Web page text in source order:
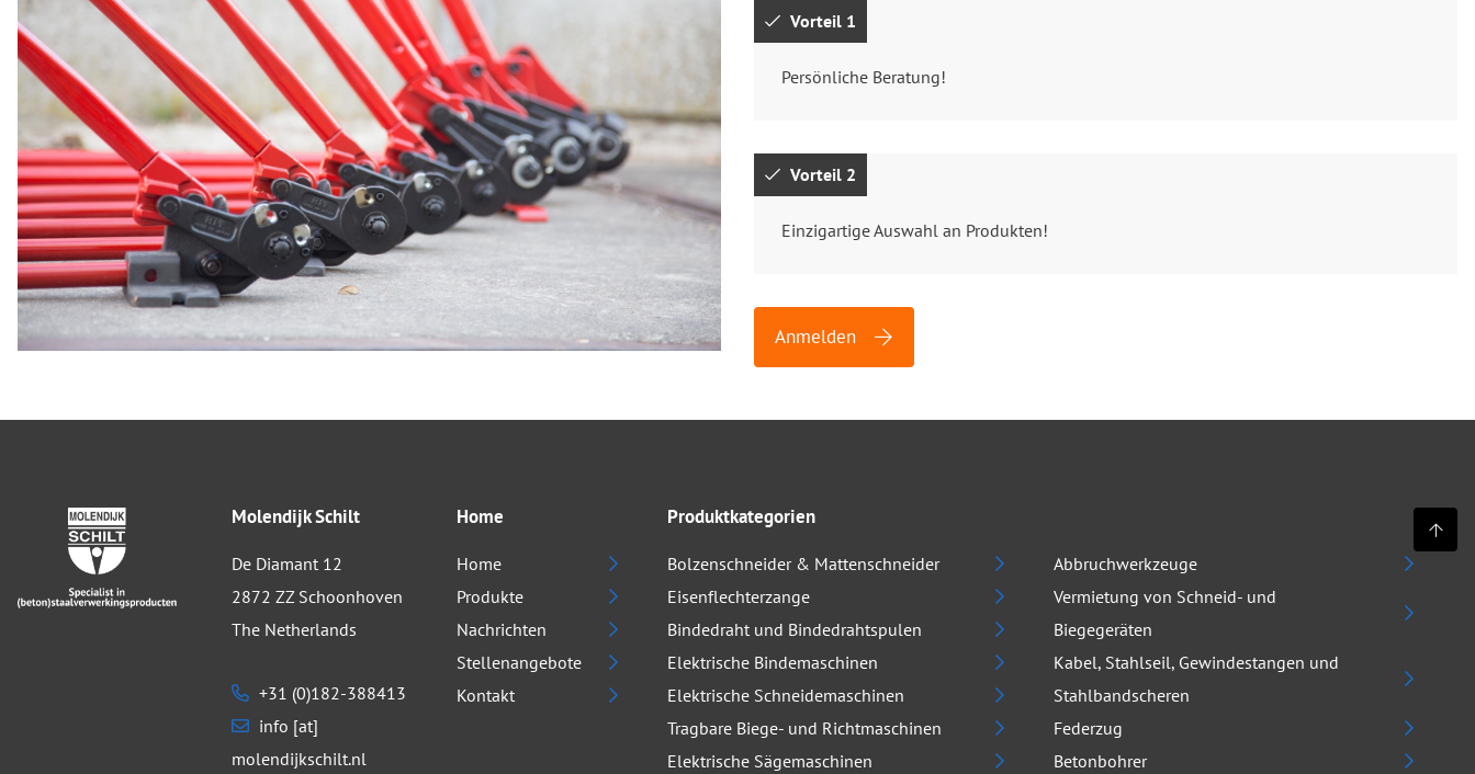
Vorteil 1
Persönliche Beratung!
Vorteil 2
Einzigartige Auswahl an Produkten!
Anmelden
Molendijk Schilt
De Diamant 12
2872 ZZ Schoonhoven
The Netherlands
+31 (0)182-388413
info [at]
molendijkschilt.nl
Home
Home
Produkte
Nachrichten
Stellenangebote
Kontakt
Produktkategorien
Bolzenschneider & Mattenschneider
Eisenflechterzange
Bindedraht und Bindedrahtspulen
Elektrische Bindemaschinen
Elektrische Schneidemaschinen
Tragbare Biege- und Richtmaschinen
Elektrische Sägemaschinen
Abbruchwerkzeuge
Vermietung von Schneid- und
Biegegeräten
Kabel, Stahlseil, Gewindestangen und
Stahlbandscheren
Federzug
Betonbohrer